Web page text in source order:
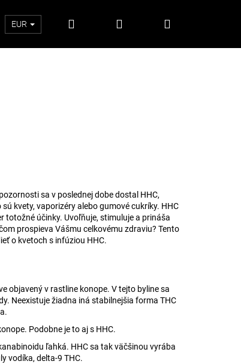
EUR Prihlásenie
sa v poslednej dobe dostal HHC,
kvety, vaporizéry alebo gumové cukríky. HHC
účinky. Uvoľňuje, stimuluje a prináša
prospieva Vášmu celkovému zdraviu? Tento
o kvetoch s infúziou HHC.
objavený v rastline konope. V tejto byline sa
Neexistuje žiadna iná stabilnejšia forma THC
Podobne je to aj s HHC.
ľahká. HHC sa tak väčšinou vyrába
vodíka, delta-9 THC.
HREJIVÁ